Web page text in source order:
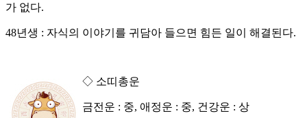
가 없다.
48년생 : 자식의 이야기를 귀담아 들으면 힘든 일이 해결된다.
◇ 소띠총운
금전운 : 중, 애정운 : 중, 건강운 : 상